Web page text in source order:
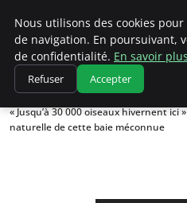
Climatedebtagents
Accueil
Conservation de
« Jusqu’à 30 000 oiseaux hivernent ici
naturelle de cette baie méconnue
Nous utilisons des cookies
de navigation. En poursuivant,
de confidentialité. En savoir plus
Refuser Accepter